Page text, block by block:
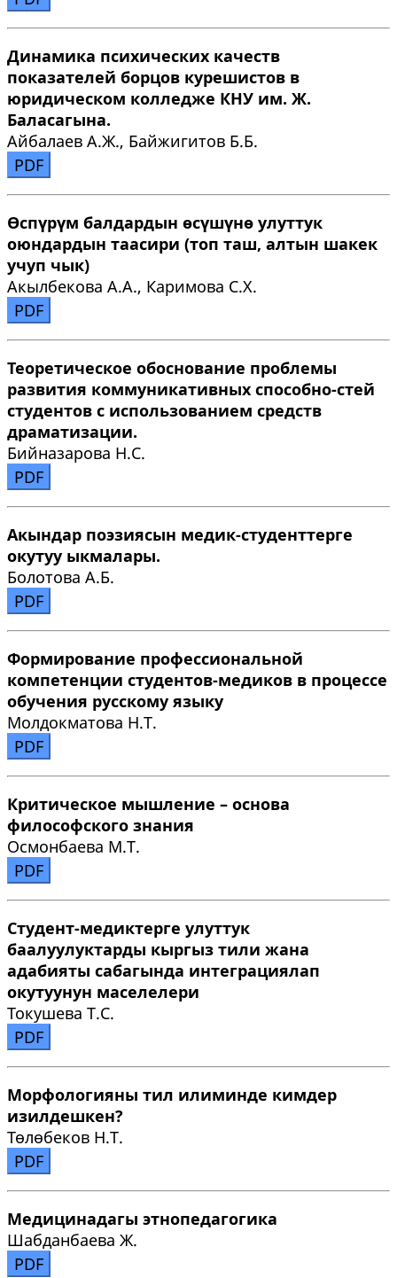
Динамика психических качеств
показателей борцов курешистов в
юридическом колледже КНУ им. Ж.
Баласагына.
Айбалаев А.Ж., Байжигитов Б.Б.
PDF
Өспүрүм балдардын өсүшүнө улуттук
оюндардын таасири (топ таш, алтын шакек
учуп чык)
Акылбекова А.А., Каримова С.Х.
PDF
Теоретическое обоснование проблемы
развития коммуникативных cпособно-стей
студентов с использованием средств
драматизации.
Бийназарова Н.С.
PDF
Акындар поэзиясын медик-студенттерге
окутуу ыкмалары.
Болотова А.Б.
PDF
Формирование профессиональной
компетенции студентов-медиков в процессе
обучения русскому языку
Молдокматова Н.Т.
PDF
Критическое мышление – основа
философского знания
Осмонбаева М.Т.
PDF
Студент-медиктерге улуттук
баалуулуктарды кыргыз тили жана
адабияты сабагында интеграциялап
окутуунун маселелери
Токушева Т.С.
PDF
Морфологияны тил илиминде кимдер
изилдешкен?
Төлөбеков Н.Т.
PDF
Медицинадагы этнопедагогика
Шабданбаева Ж.
PDF